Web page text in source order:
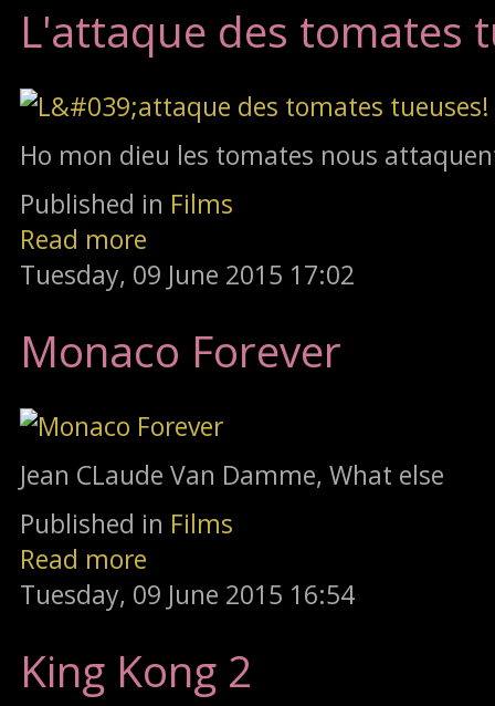
L'attaque des tomates
Ho mon dieu les tomates nous
Published in Films
Read more
Tuesday, 09 June 2015 17:02
Monaco Forever
Jean CLaude Van Damme, What else
Published in Films
Read more
Tuesday, 09 June 2015 16:54
King Kong 2